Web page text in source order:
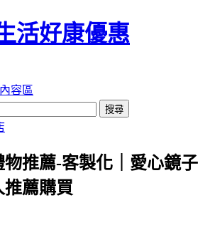
活好康優惠
容區
推薦-客製化｜愛心鏡子
薦購買